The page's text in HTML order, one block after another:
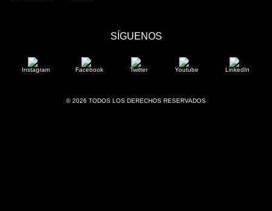
SÍGUENOS
Instagram Facebook Twitter Youtube LinkedIn
© 2026 TODOS LOS DERECHOS RESERVADOS